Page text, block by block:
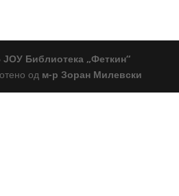
ЈОУ Библиотека „Феткин“
од м-р Зоран Милевски